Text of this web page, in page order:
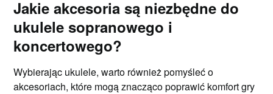
Jakie akcesoria są niezbędne do
ukulele sopranowego i
koncertowego?
Wybierając ukulele, warto również pomyśleć o
akcesoriach, które mogą znacząco poprawić komfort gry